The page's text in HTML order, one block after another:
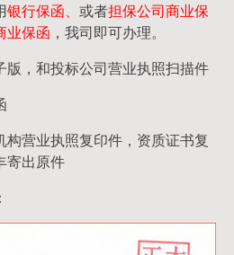
银行保函、 或者担保公司商业保
业保函 ，我司即可办理。
版，和投标公司营业执照扫描件
营业执照复印件，资质证书复
寄出原件